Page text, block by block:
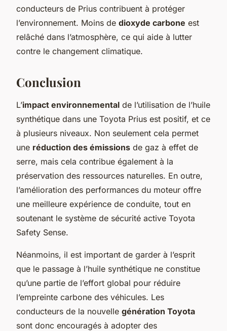
conducteurs de Prius contribuent à protéger
l’environnement. Moins de dioxyde carbone est
relâché dans l’atmosphère, ce qui aide à lutter
contre le changement climatique.
Conclusion
L’impact environnemental de l’utilisation de l’huile
synthétique dans une Toyota Prius est positif, et ce
à plusieurs niveaux. Non seulement cela permet
une réduction des émissions de gaz à effet de
serre, mais cela contribue également à la
préservation des ressources naturelles. En outre,
l’amélioration des performances du moteur offre
une meilleure expérience de conduite, tout en
soutenant le système de sécurité active Toyota
Safety Sense.
Néanmoins, il est important de garder à l’esprit
que le passage à l’huile synthétique ne constitue
qu’une partie de l’effort global pour réduire
l’empreinte carbone des véhicules. Les
conducteurs de la nouvelle génération Toyota
sont donc encouragés à adopter des